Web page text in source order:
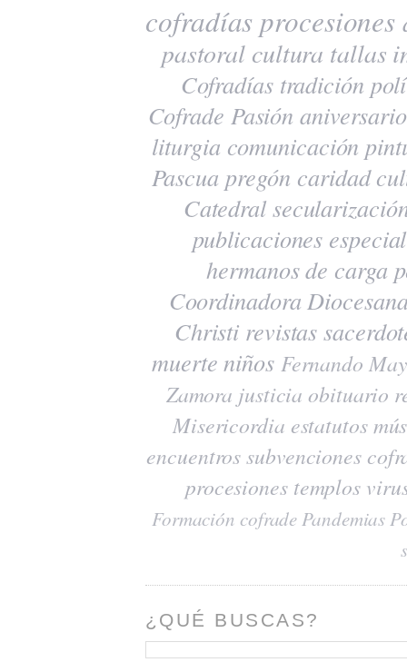
cofradías procesiones
pastoral cultura tallas
Cofradías tradición
Cofrade Pasión
liturgia comunicación
Pascua pregón caridad
Catedral
publicaciones
hermanos de carga
Coordinadora
Christi revistas
muerte niños Fernando
Zamora justicia obituario
Misericordia estatutos
encuentrossubvenciones
procesiones templos
Formación cofradePandemias
¿QUÉ BUSCAS?